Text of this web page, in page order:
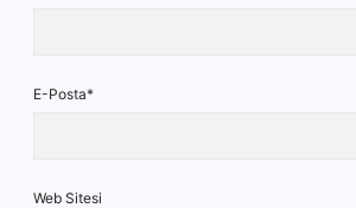
E-Posta*
Web Sitesi